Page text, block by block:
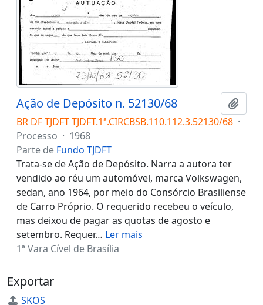
Ação de Depósito n. 52130/68
BR DF TJDFT TJDFT.1ª.CIRCBSB.110.112.3.52130/68 ·
Processo · 1968
Parte de Fundo TJDFT
Trata-se de Ação de Depósito. Narra a autora ter
vendido ao réu um automóvel, marca Volkswagen,
sedan, ano 1964, por meio do Consórcio Brasiliense
de Carro Próprio. O requerido recebeu o veículo,
mas deixou de pagar as quotas de agosto e
setembro. Requer… Ler mais
1ª Vara Cível de Brasília
Exportar
SKOS